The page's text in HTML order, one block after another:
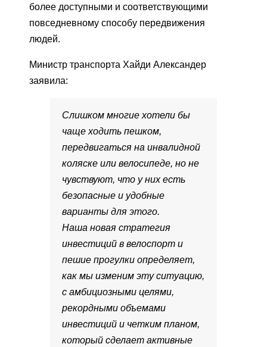
более доступными и соответствующими
повседневному способу передвижения
людей.
Министр транспорта Хайди Александер
заявила:
Слишком многие хотели бы
чаще ходить пешком,
передвигаться на инвалидной
коляске или велосипеде, но не
чувствуют, что у них есть
безопасные и удобные
варианты для этого.
Наша новая стратегия
инвестиций в велоспорт и
пешие прогулки определяет,
как мы изменим эту ситуацию,
с амбициозными целями,
рекордными объемами
инвестиций и четким планом,
который сделает активные